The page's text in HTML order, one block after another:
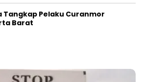
Tangkap Pelaku Curanmor
Barat